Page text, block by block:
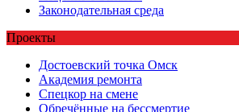
Законодательная среда
Проекты
Достоевский точка Омск
Академия ремонта
Спецкор на смене
Обречённые на бессмертие